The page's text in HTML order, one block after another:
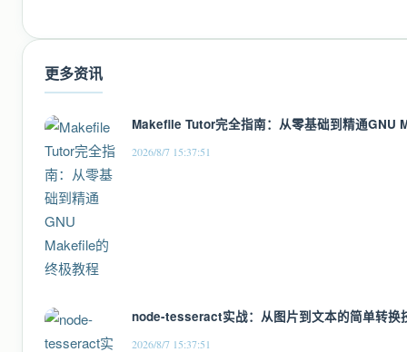
更多资讯
Makefile Tutor完全指南：从零基础到精通GNU
2026/8/7 15:37:51
node-tesseract实战：从图片到文本的简单转换
2026/8/7 15:37:51